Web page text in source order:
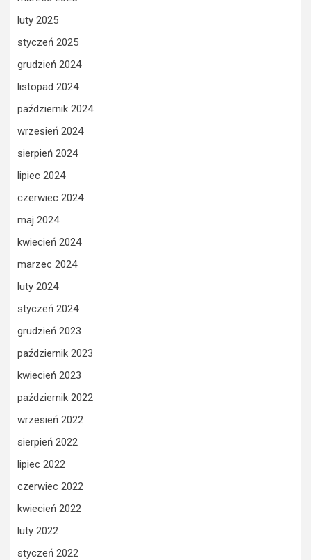
luty 2025
styczeń 2025
grudzień 2024
listopad 2024
październik 2024
wrzesień 2024
sierpień 2024
lipiec 2024
czerwiec 2024
maj 2024
kwiecień 2024
marzec 2024
luty 2024
styczeń 2024
grudzień 2023
październik 2023
kwiecień 2023
październik 2022
wrzesień 2022
sierpień 2022
lipiec 2022
czerwiec 2022
kwiecień 2022
luty 2022
styczeń 2022